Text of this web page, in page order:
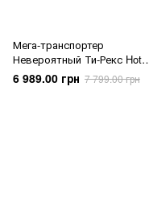
Мега-транспортер
Невероятный Ти-Рекс Hot
Wheels HNG50
6 989.00 грн 7 799.00 грн